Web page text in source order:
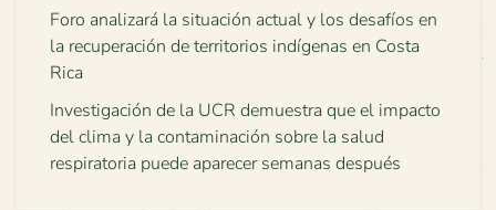
Foro analizará la situación actual y los desafíos en
la recuperación de territorios indígenas en Costa
Rica
Investigación de la UCR demuestra que el impacto
del clima y la contaminación sobre la salud
respiratoria puede aparecer semanas después